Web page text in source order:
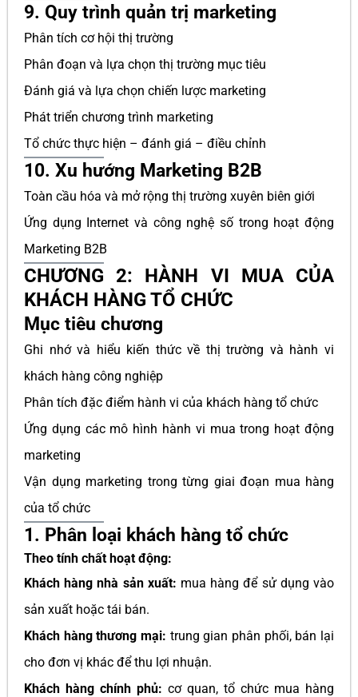
9. Quy trình quản trị marketing
Phân tích cơ hội thị trường
Phân đoạn và lựa chọn thị trường mục tiêu
Đánh giá và lựa chọn chiến lược marketing
Phát triển chương trình marketing
Tổ chức thực hiện – đánh giá – điều chỉnh
10. Xu hướng Marketing B2B
Toàn cầu hóa và mở rộng thị trường xuyên biên giới
Ứng dụng Internet và công nghệ số trong hoạt động
Marketing B2B
CHƯƠNG 2: HÀNH VI MUA CỦA
KHÁCH HÀNG TỔ CHỨC
Mục tiêu chương
Ghi nhớ và hiểu kiến thức về thị trường và hành vi
khách hàng công nghiệp
Phân tích đặc điểm hành vi của khách hàng tổ chức
Ứng dụng các mô hình hành vi mua trong hoạt động
marketing
Vận dụng marketing trong từng giai đoạn mua hàng
của tổ chức
1. Phân loại khách hàng tổ chức
Theo tính chất hoạt động:
Khách hàng nhà sản xuất: mua hàng để sử dụng vào
sản xuất hoặc tái bán.
Khách hàng thương mại: trung gian phân phối, bán lại
cho đơn vị khác để thu lợi nhuận.
Khách hàng chính phủ: cơ quan, tổ chức mua hàng